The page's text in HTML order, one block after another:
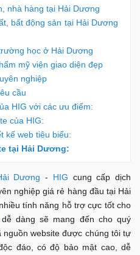
nhà hàng tại Hải Dương
bất động sản tại Hải Dương
học ở Hải Dương
mỹ viện giao diện đẹp
nghiệp
cầu
HIG với các ưu điểm:
của HIG:
kế web tiêu biểu:
tại Hải Dương:
Dương - HIG cung cấp dịch
nghiệp giá rẻ hàng đầu tại Hải
tính năng hỗ trợ cực tốt cho
dễ dàng sẽ mang đến cho quý
nguồn website được chúng tôi tự
đáo, có độ bảo mật cao, dễ